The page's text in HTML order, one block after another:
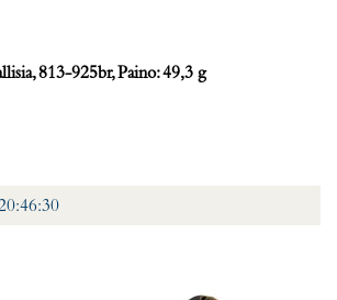
813-925br, Paino: 49,3 g